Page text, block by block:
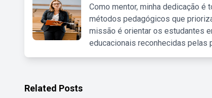
Como mentor, minha dedicação
métodos pedagógicos que
missão é orientar os estudantes
educacionais reconhecidas pelas
Related Posts